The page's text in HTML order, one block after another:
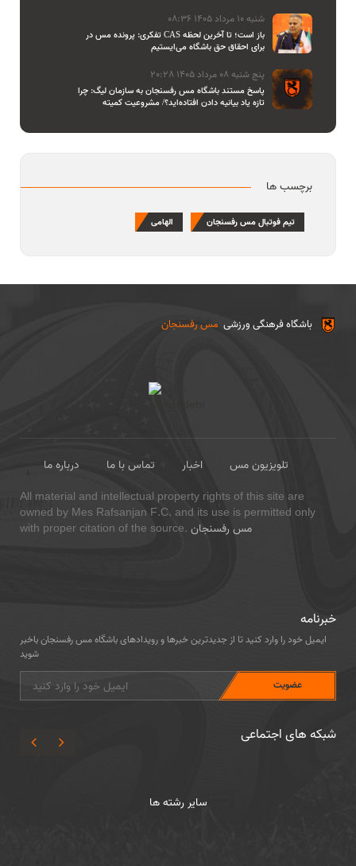
شنبه 10 مرداد 1405 08:36
تفکری: پرونده مس در CAS باز است؛ تا آخرین لحظه
برای احقاق حق باشگاه می‌ایستیم
پنج شنبه 08 مرداد 1405 20:28
پاسخ مستند باشگاه مس رفسنجان به سازمان لیگ: چرا
تازه یاد بیانیه دادن افتاده‌اید؟/ مشروعیت کمیته
برچسب ها
تیم فوتبال مس رفسنجان الهامی
مس رفسنجان باشگاه فرهنگی ورزشی
درباره ما تماس با ما اخبار
تلویزیون مس
All material and intellectual property rights of this site are
owned by Mes Rafsanjan F.C. and its use is permitted only
with proper citation of the source. مس رفسنجان
خبرنامه
ایمیل خود را وارد کنید تا از جدیدترین خبرها و رویدادهای باشگاه مس رفسنجان باخبر
شوید
شبکه های اجتماعی
سایر رشته ها